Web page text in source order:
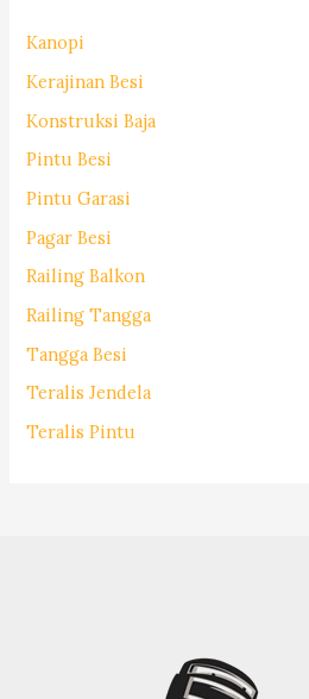
Kanopi
Kerajinan Besi
Konstruksi Baja
Pintu Besi
Pintu Garasi
Pagar Besi
Railing Balkon
Railing Tangga
Tangga Besi
Teralis Jendela
Teralis Pintu